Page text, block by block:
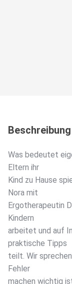
Beschreibung
Was bedeutet
Eltern ihr
Kind zu Hause
Nora mit
Ergotherapeutin
Kindern
arbeitet und auf
praktische Tipps
teilt. Wir
Fehler
machen wichtig